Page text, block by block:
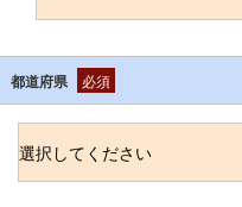
都道府県 必須